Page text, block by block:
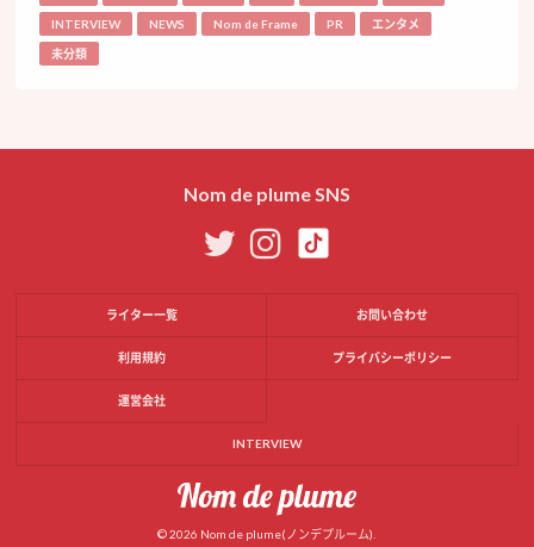
INTERVIEW NEWS Nom de Frame PR エンタメ
未分類
Nom de plume SNS
ライター一覧 お問い合わせ
利用規約 プライバシーポリシー
運営会社
INTERVIEW
© 2026 Nom de plume(ノンデプルーム).